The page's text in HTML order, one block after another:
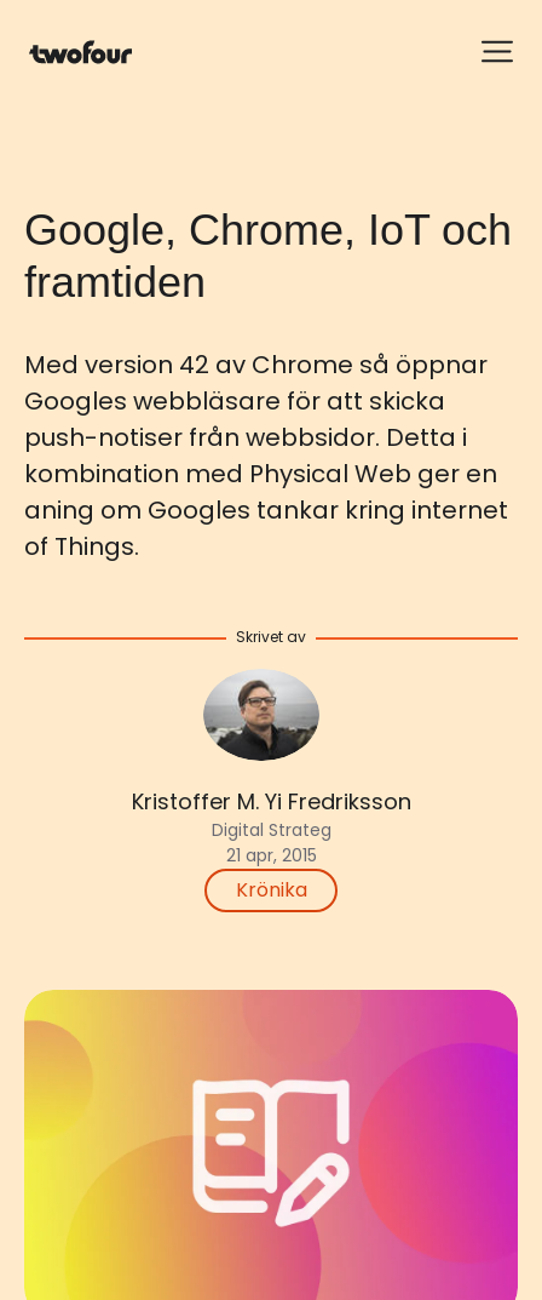
Google, Chrome, IoT och
framtiden
Med version 42 av Chrome så öppnar
Googles webbläsare för att skicka
push-notiser från webbsidor. Detta i
kombination med Physical Web ger en
aning om Googles tankar kring internet
of Things.
Skrivet av
Kristoffer M. Yi Fredriksson
Digital Strateg
21 apr, 2015
Krönika